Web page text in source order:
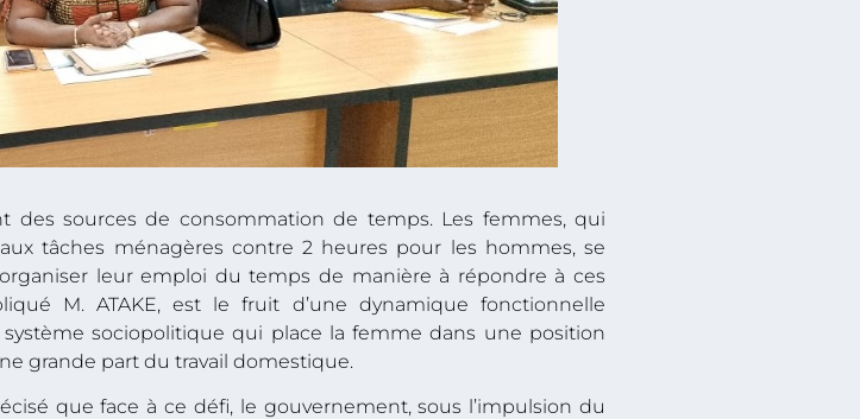
des sources de consommation de temps. Les femmes, qui
tâches ménagères contre 2 heures pour les hommes, se
leur emploi du temps de manière à répondre à ces
M. ATAKE, est le fruit d’une dynamique fonctionnelle
sociopolitique qui place la femme dans une position
grande part du travail domestique.
que face à ce défi, le gouvernement, sous l’impulsion du